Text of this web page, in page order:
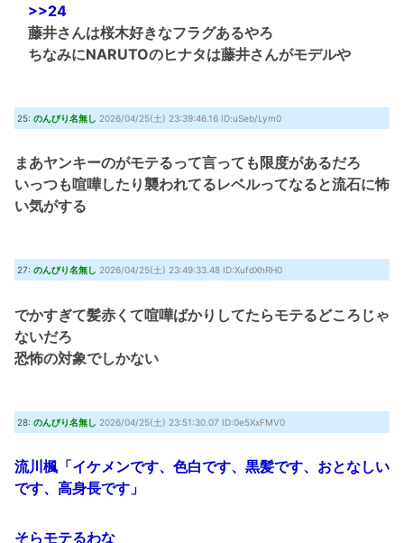
>>24
藤井さんは桜木好きなフラグあるやろ
ちなみにNARUTOのヒナタは藤井さんがモデルや
25: のんびり名無し 2026/04/25(土) 23:39:46.16 ID:uSeb/Lym0
まあヤンキーのがモテるって言っても限度があるだろ
いっつも喧嘩したり襲われてるレベルってなると流石に怖
い気がする
27: のんびり名無し 2026/04/25(土) 23:49:33.48 ID:XufdXhRH0
でかすぎて髪赤くて喧嘩ばかりしてたらモテるどころじゃ
ないだろ
恐怖の対象でしかない
28: のんびり名無し 2026/04/25(土) 23:51:30.07 ID:0e5XxFMV0
流川楓「イケメンです、色白です、黒髪です、おとなしい
です、高身長です」
そらモテるわな